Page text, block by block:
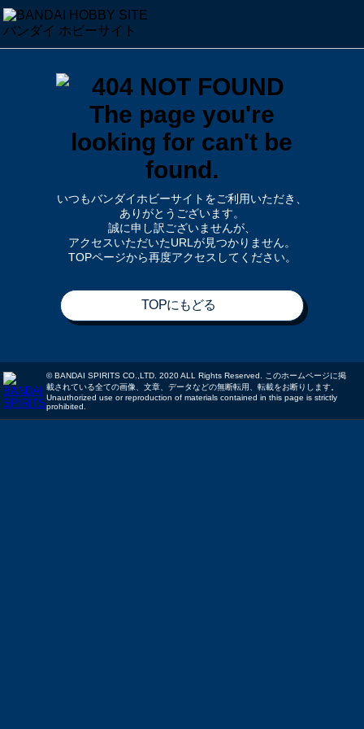
いつもバンダイホビーサイトをご利用いただき、
ありがとうございます。
誠に申し訳ございませんが、
アクセスいただいたURLが見つかりません。
TOPページから再度アクセスしてください。
TOPにもどる
© BANDAI SPIRITS CO.,LTD. 2020 ALL Rights Reserved. このホームページに掲
載されている全ての画像、文章、データなどの無断転用、転載をお断りします。
Unauthorized use or reproduction of materials contained in this page is strictly
prohibited.